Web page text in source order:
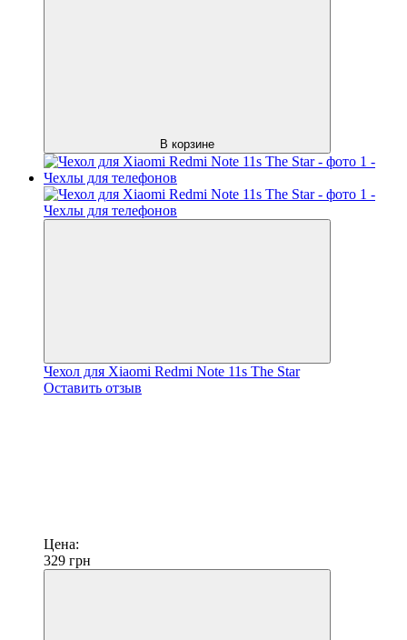
В корзине
Чехол для Xiaomi Redmi Note 11s The Star
Оставить отзыв
Цена:
329 грн